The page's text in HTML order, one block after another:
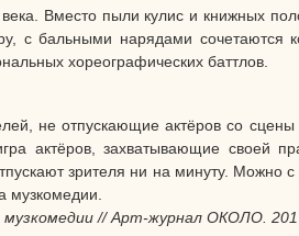
Вместо пыли кулис и книжных
с бальными нарядами
хореографических баттлов.
не отпускающие актёров со
актёров, захватывающие своей
зрителя ни на минуту. Можно с
музкомедии.
// Арт-журнал ОКОЛО.